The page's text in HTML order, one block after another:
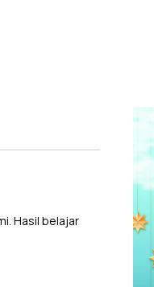
Hasil belajar